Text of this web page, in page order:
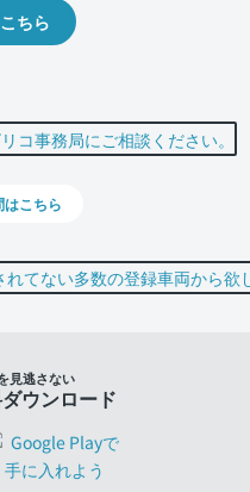
ちら
はこちら
見逃さない
ウンロード